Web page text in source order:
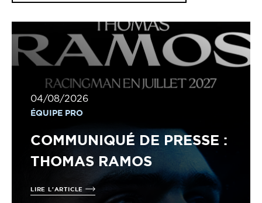
04/08/2026
ÉQUIPE PRO
COMMUNIQUÉ DE PRESSE :
THOMAS RAMOS
LIRE L'ARTICLE